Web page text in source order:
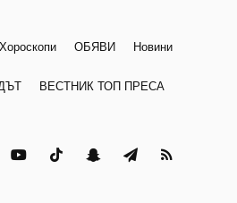
Хороскопи ОБЯВИ Новини
ВЕСТНИК ТОП ПРЕСА